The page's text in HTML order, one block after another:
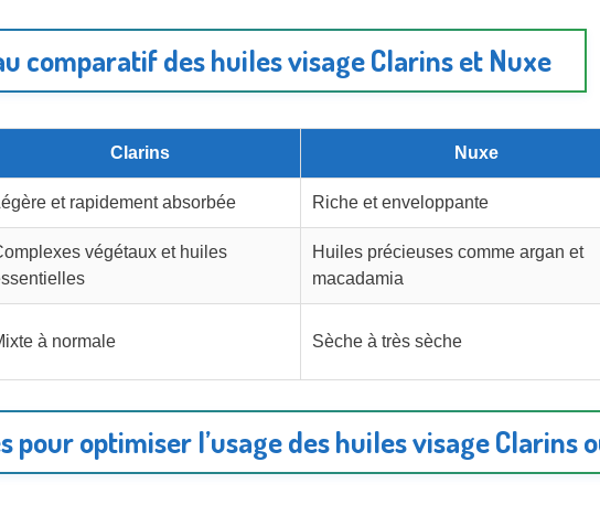
comparatif des huiles visage Clarins et Nuxe
Clarins Nuxe
et rapidement absorbée Riche et enveloppante
végétaux et huiles
Huiles précieuses comme argan et
macadamia
à normale Sèche à très sèche
pour optimiser l’usage des huiles visage Clarins